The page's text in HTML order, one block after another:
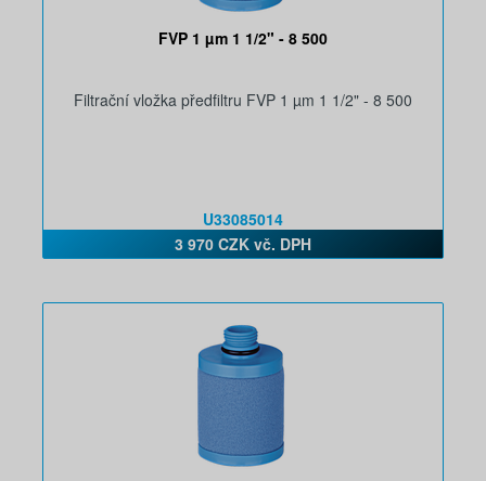
FVP 1 µm 1 1/2" - 8 500
Filtrační vložka předfiltru FVP 1 µm 1 1/2" - 8 500
U33085014
3 970 CZK vč. DPH